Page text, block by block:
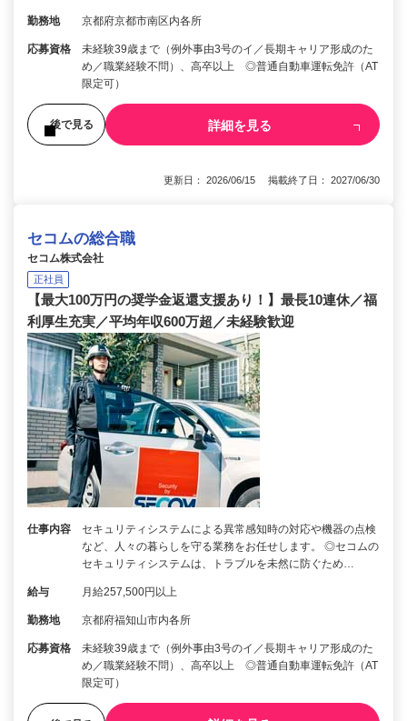
勤務地 京都府京都市南区内各所
応募資格
未経験39歳まで（例外事由3号のイ／長期キャリア形成のた
め／職業経験不問）、高卒以上 ◎普通自動車運転免許（AT
限定可）
後で見る 詳細を見る
更新日： 2026/06/15 掲載終了日： 2027/06/30
セコムの総合職
セコム株式会社
正社員
【最大100万円の奨学金返還支援あり！】最長10連休／福
利厚生充実／平均年収600万超／未経験歓迎
仕事内容
セキュリティシステムによる異常感知時の対応や機器の点検
など、人々の暮らしを守る業務をお任せします。 ◎セコムの
セキュリティシステムは、トラブルを未然に防ぐため…
給与 月給257,500円以上
勤務地 京都府福知山市内各所
応募資格
未経験39歳まで（例外事由3号のイ／長期キャリア形成のた
め／職業経験不問）、高卒以上 ◎普通自動車運転免許（AT
限定可）